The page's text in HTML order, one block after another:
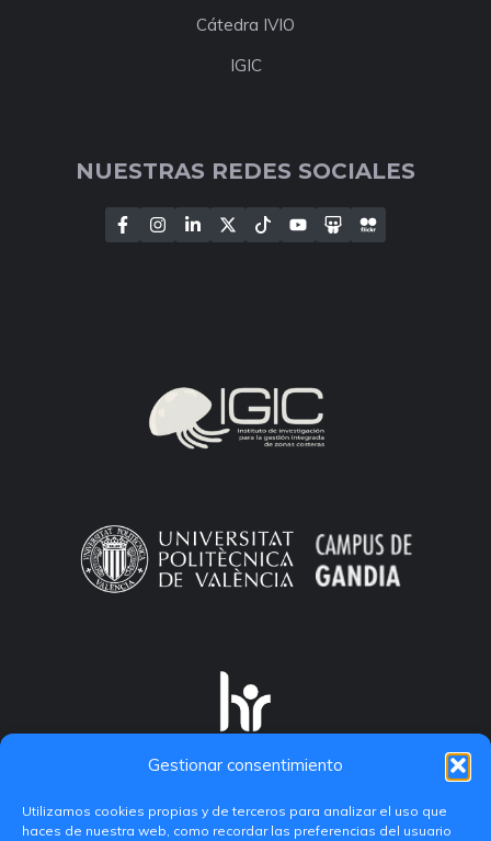
Gestionar consentimiento
Utilizamos cookies propias y de terceros para analizar el uso que
haces de nuestra web, como recordar las preferencias del usuario
Cátedra IVIO
IGIC
NUESTRAS REDES SOCIALES